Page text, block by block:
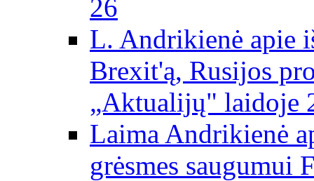
26
L. Andrikienė apie
Brexit'ą, Rusijos
„Aktualijų" laidoje
Laima Andrikienė
grėsmes saugumui